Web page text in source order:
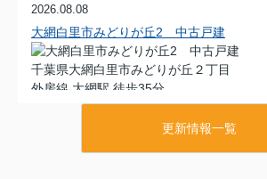
2026.08.08
大網白里市みどりが丘2 中古戸建
千葉県大網白里市みどりが丘２丁目
外房線 大網駅 徒歩35分
物件詳細へ
内装リフォーム令和8年8月 都市ガス上下
更新情報一覧